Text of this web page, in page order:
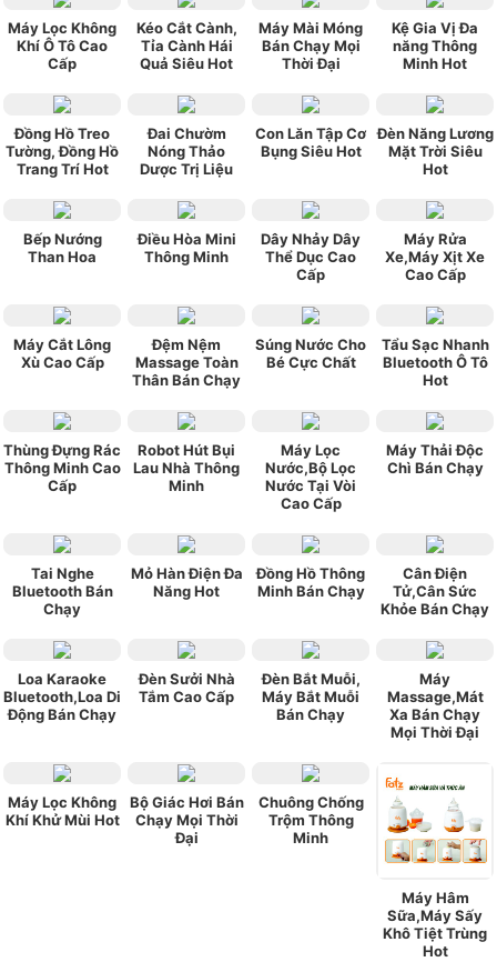
Máy Lọc Không
Khí Ô Tô Cao
Cấp
Kéo Cắt Cành,
Tỉa Cành Hái
Quả Siêu Hot
Máy Mài Móng
Bán Chạy Mọi
Thời Đại
Kệ Gia Vị Đa
năng Thông
Minh Hot
Đồng Hồ Treo
Tường, Đồng Hồ
Trang Trí Hot
Đai Chườm
Nóng Thảo
Dược Trị Liệu
Con Lăn Tập Cơ
Bụng Siêu Hot
Đèn Năng Lương
Mặt Trời Siêu
Hot
Bếp Nướng
Than Hoa
Điều Hòa Mini
Thông Minh
Dây Nhảy Dây
Thể Dục Cao
Cấp
Máy Rửa
Xe,Máy Xịt Xe
Cao Cấp
Máy Cắt Lông
Xù Cao Cấp
Đệm Nệm
Massage Toàn
Thân Bán Chạy
Súng Nước Cho
Bé Cực Chất
Tẩu Sạc Nhanh
Bluetooth Ô Tô
Hot
Thùng Đựng Rác
Thông Minh Cao
Cấp
Robot Hút Bụi
Lau Nhà Thông
Minh
Máy Lọc
Nước,Bộ Lọc
Nước Tại Vòi
Cao Cấp
Máy Thải Độc
Chì Bán Chạy
Tai Nghe
Bluetooth Bán
Chạy
Mỏ Hàn Điện Đa
Năng Hot
Đồng Hồ Thông
Minh Bán Chạy
Cân Điện
Tử,Cân Sức
Khỏe Bán Chạy
Loa Karaoke
Bluetooth,Loa Di
Động Bán Chạy
Đèn Sưởi Nhà
Tắm Cao Cấp
Đèn Bắt Muỗi,
Máy Bắt Muỗi
Bán Chạy
Máy
Massage,Mát
Xa Bán Chạy
Mọi Thời Đại
Máy Lọc Không
Khí Khử Mùi Hot
Bộ Giác Hơi Bán
Chạy Mọi Thời
Đại
Chuông Chống
Trộm Thông
Minh
Máy Hâm
Sữa,Máy Sấy
Khô Tiệt Trùng
Hot